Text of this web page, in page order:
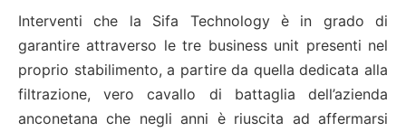
Interventi che la Sifa Technology è in grado di
garantire attraverso le tre business unit presenti nel
proprio stabilimento, a partire da quella dedicata alla
filtrazione, vero cavallo di battaglia dell’azienda
anconetana che negli anni è riuscita ad affermarsi